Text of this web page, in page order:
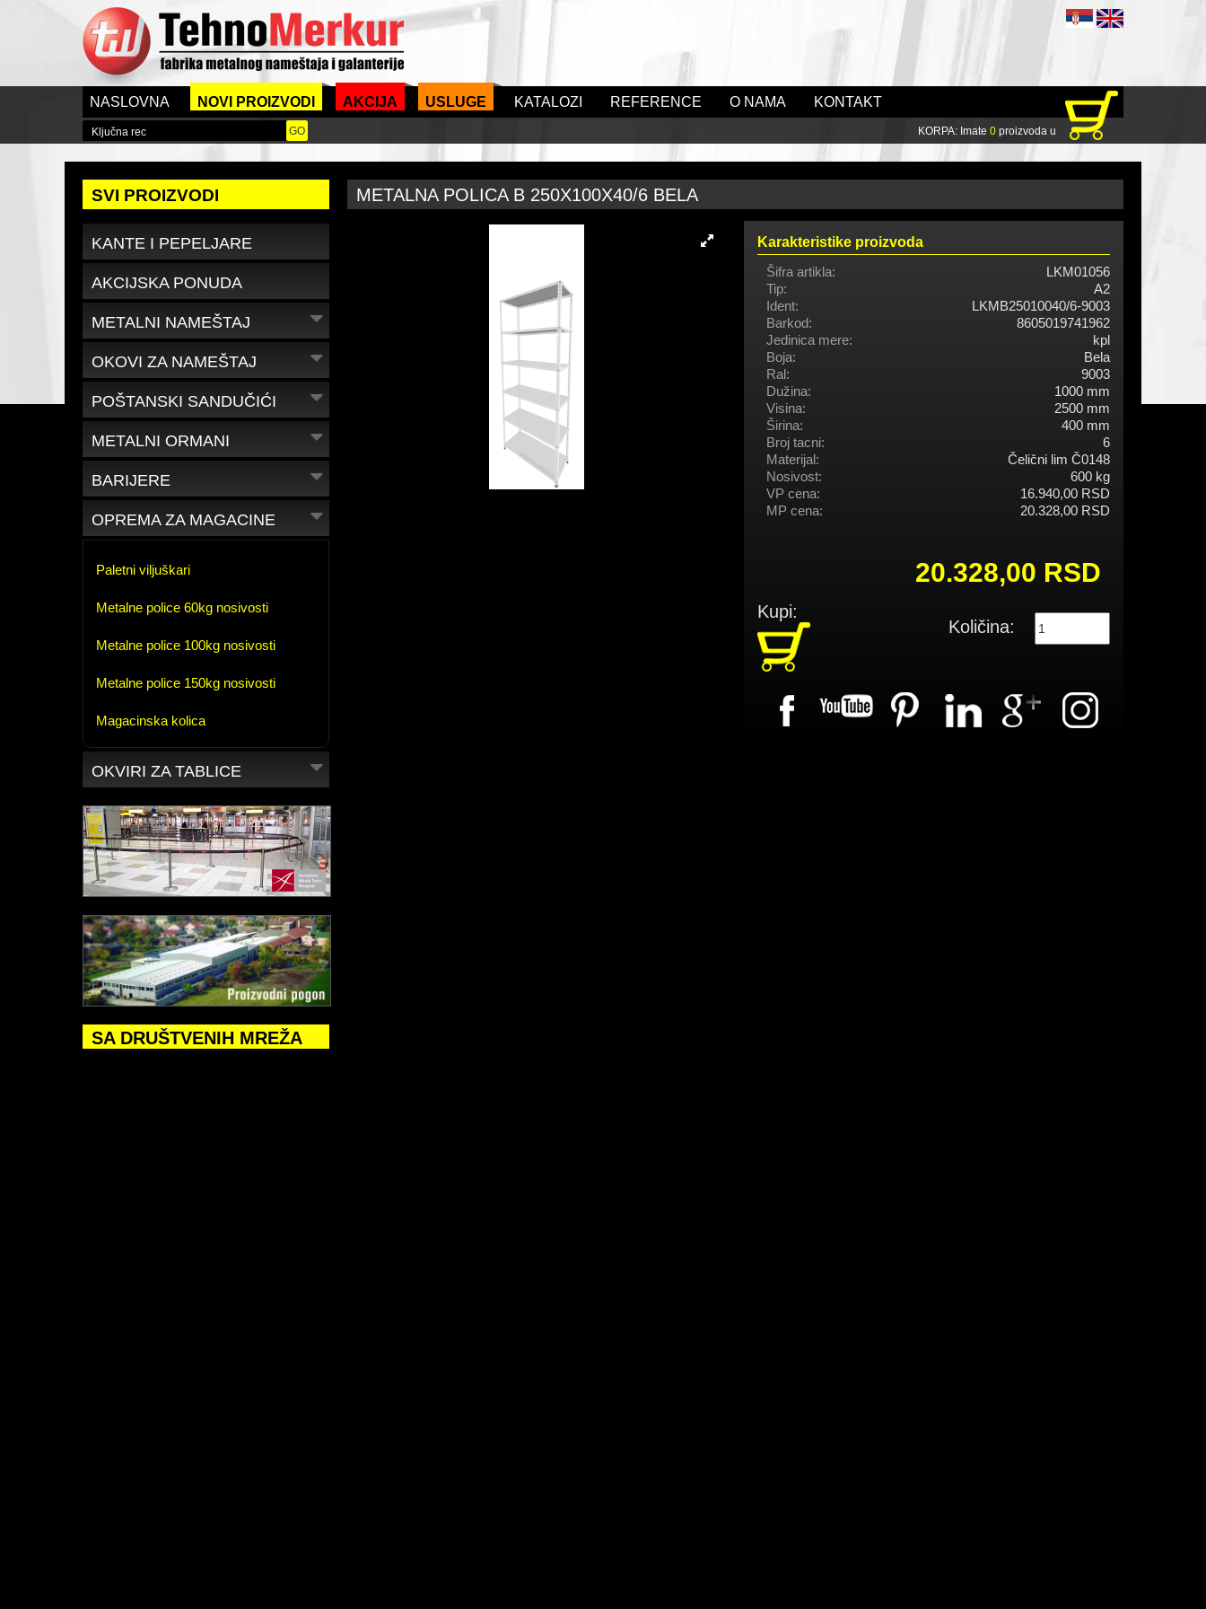
NASLOVNA NOVI PROIZVODI AKCIJA USLUGE KATALOZI REFERENCE O NAMA KONTAKT
KORPA: Imate 0 proizvoda u
SVI PROIZVODI
KANTE I PEPELJARE
AKCIJSKA PONUDA
METALNI NAMEŠTAJ
OKOVI ZA NAMEŠTAJ
POŠTANSKI SANDUČIĆI
METALNI ORMANI
BARIJERE
OPREMA ZA MAGACINE
Paletni viljuškari
Metalne police 60kg nosivosti
Metalne police 100kg nosivosti
Metalne police 150kg nosivosti
Magacinska kolica
OKVIRI ZA TABLICE
SA DRUŠTVENIH MREŽA
METALNA POLICA B 250X100X40/6 BELA
Karakteristike proizvoda
Šifra artikla:
LKM01056
Tip:
A2
Ident:
LKMB25010040/6-9003
Barkod:
8605019741962
Jedinica mere:
kpl
Boja:
Bela
Ral:
9003
Dužina:
1000 mm
Visina:
2500 mm
Širina:
400 mm
Broj tacni:
6
Materijal:
Čelični lim Č0148
Nosivost:
600 kg
VP cena:
16.940,00 RSD
MP cena:
20.328,00 RSD
20.328,00 RSD
Kupi:
Količina: